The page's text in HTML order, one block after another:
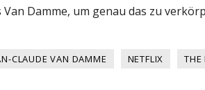
Van Damme, um genau das zu
CLAUDE VAN DAMME NETFLIX THE